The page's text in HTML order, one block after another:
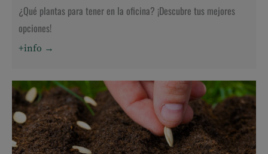
¿Qué plantas para tener en la oficina? ¡Descubre tus mejores
opciones!
+info →